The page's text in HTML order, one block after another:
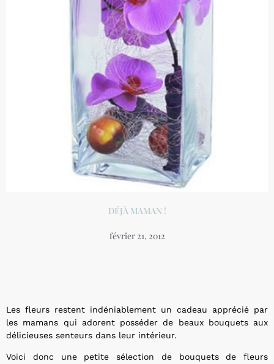
DÉJÀ MAMAN !
février 21, 2012
Les fleurs restent indéniablement un cadeau apprécié par
les mamans qui adorent posséder de beaux bouquets aux
délicieuses senteurs dans leur intérieur.
Voici donc une petite sélection de bouquets de fleurs